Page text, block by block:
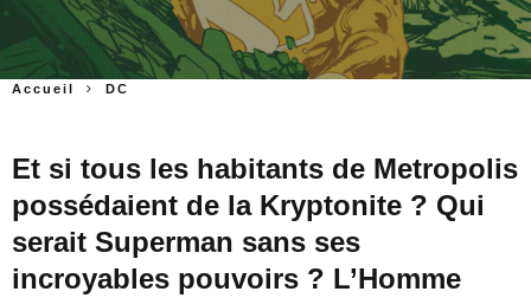
Accueil DC
Et si tous les habitants de Metropolis
possédaient de la Kryptonite ? Qui
serait Superman sans ses
incroyables pouvoirs ? L’Homme